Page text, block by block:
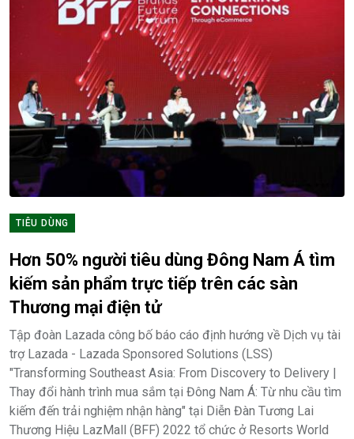
TIÊU DÙNG
Hơn 50% người tiêu dùng Đông Nam Á tìm
kiếm sản phẩm trực tiếp trên các sàn
Thương mại điện tử
Tập đoàn Lazada công bố báo cáo định hướng về Dịch vụ tài
trợ Lazada - Lazada Sponsored Solutions (LSS)
"Transforming Southeast Asia: From Discovery to Delivery |
Thay đổi hành trình mua sắm tại Đông Nam Á: Từ nhu cầu tìm
kiếm đến trải nghiệm nhận hàng" tại Diễn Đàn Tương Lai
Thương Hiệu LazMall (BFF) 2022 tổ chức ở Resorts World